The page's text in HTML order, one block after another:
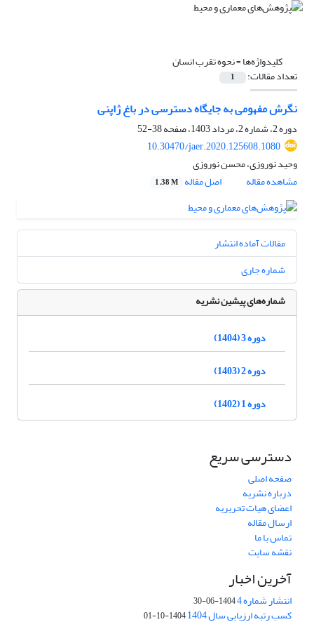
کلیدواژه‌ها =نحوه تقرب انسان
تعداد مقالات: 1
نگرش مفهومی به جایگاه دسترسی در باغ ژاپنی
دوره 2، شماره 2، مرداد 1403، صفحه
38-52
10.30470/jaer.2020.125608.1080
وحید نوروزی، محسن نوروزی
مشاهده مقاله
اصل مقاله 1.38 M
مقالات آماده انتشار
شماره جاری
شماره‌های پیشین نشریه
دوره 3 (1404)
دوره 2 (1403)
دوره 1 (1402)
دسترسی سریع
صفحه اصلی
درباره نشریه
اعضای هیات تحریریه
ارسال مقاله
تماس با ما
نقشه سایت
آخرین اخبار
انتشار شماره 4 1404-06-30
کسب رتبه ارزیابی سال 1404 1404-10-01